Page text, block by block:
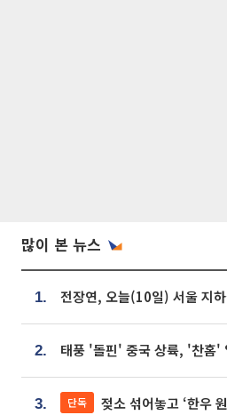
많이 본 뉴스
1.
2.
3. 단독 젖소 섞어놓고 ‘한우 원육’ 팔이